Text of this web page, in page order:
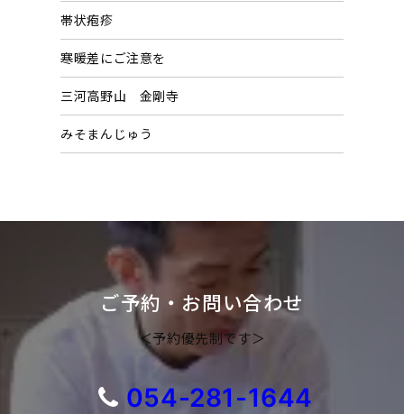
帯状疱疹
寒暖差にご注意を
三河高野山 金剛寺
みそまんじゅう
ご予約・お問い合わせ
＜予約優先制です＞
054-281-1644